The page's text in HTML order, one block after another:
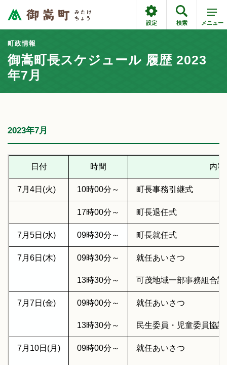
設定 検索 メニュー
町政情報
御嵩町長スケジュール 履歴 2023
年7月
2023年7月
日付 時間 内容
7月4日(火) 10時00分～ 町長事務引継式
17時00分～ 町長退任式
7月5日(水) 09時30分～ 町長就任式
7月6日(木) 09時30分～ 就任あいさつ
13時30分～ 可茂地域一部事務組合議
7月7日(金) 09時00分～ 就任あいさつ
13時30分～ 民生委員・児童委員協議
7月10日(月) 09時00分～ 就任あいさつ